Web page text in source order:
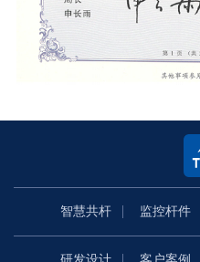
智慧共杆 监控杆件